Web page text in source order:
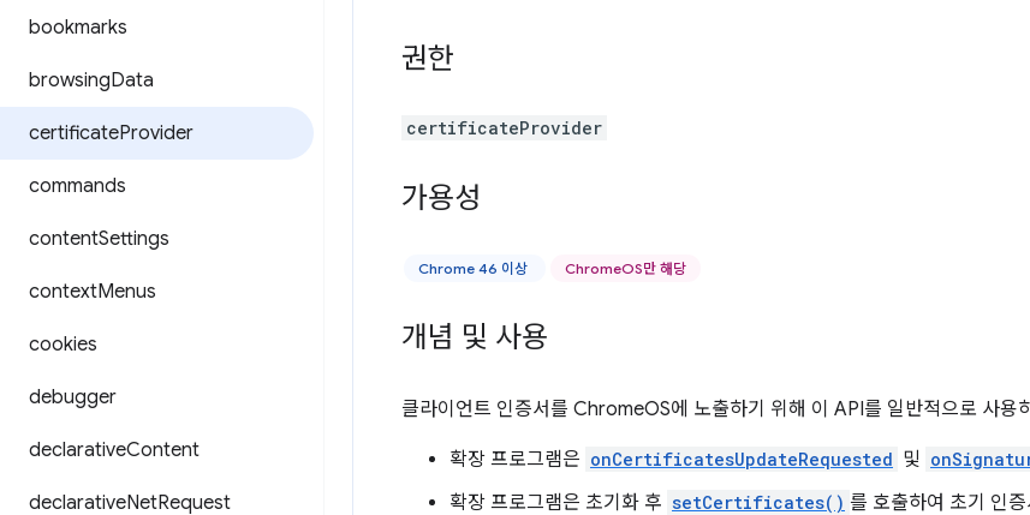
bookmarks
browsingData
certificateProvider
commands
contentSettings
contextMenus
cookies
debugger
declarativeContent
declarativeNetRequest
권한
certificateProvider
가용성
Chrome 46 이상 ChromeOS만 해당
개념 및 사용
클라이언트 인증서를 ChromeOS에 노출하기 위해 이 API를 일반적으로 사용
확장 프로그램은 onCertificatesUpdateRequested 및
확장 프로그램은 초기화 후 setCertificates() 를 호출하여 초기 인